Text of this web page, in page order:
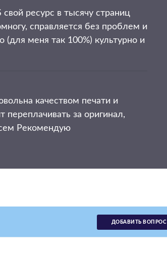
ресурс в тысячу страниц
справляется без проблем и
меня так 100%) культурно и
качеством печати и
за оригинал,
Рекомендую
ДОБАВИТЬ ВОПРОС